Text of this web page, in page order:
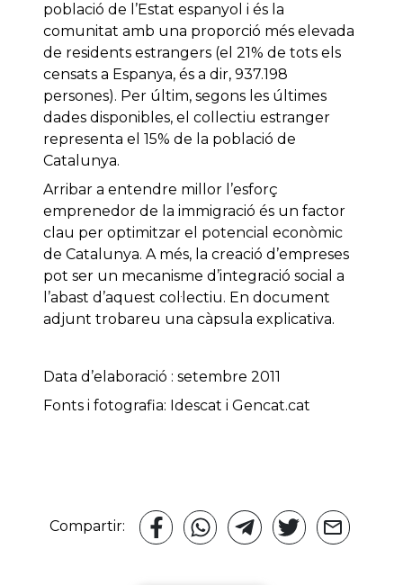
població de l’Estat espanyol i és la
comunitat amb una proporció més elevada
de residents estrangers (el 21% de tots els
censats a Espanya, és a dir, 937.198
persones). Per últim, segons les últimes
dades disponibles, el collectiu estranger
representa el 15% de la població de
Catalunya.
Arribar a entendre millor l’esforç
emprenedor de la immigració és un factor
clau per optimitzar el potencial econòmic
de Catalunya. A més, la creació d’empreses
pot ser un mecanisme d’integració social a
l’abast d’aquest col·lectiu. En document
adjunt trobareu una càpsula explicativa.
Data d’elaboració : setembre 2011
Fonts i fotografia: Idescat i Gencat.cat
Compartir: